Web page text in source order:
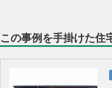
この事例を手掛けた住